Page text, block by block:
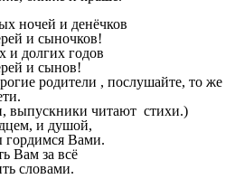
ночей и денёчков
и сыночков!
годов
и сынов!
родители , послушайте, то же
читают стихи.)
и душой,
Вами.
Вам за всё
словами.